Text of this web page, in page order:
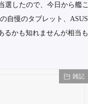
選したので、今日から艦こ
自慢のタブレット、ASUS
るかも知れませんが相当も
雑記